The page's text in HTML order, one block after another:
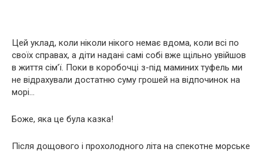
Цей уклад, коли ніколи нікого немає вдома, коли всі по
своїх справах, а діти надані самі собі вже щільно увійшов
в життя сім’ї. Поки в коробочці з-під маминих туфель ми
не відрахували достатню суму грошей на відпочинок на
морі…
Боже, яка це була казка!
Після дощового і прохолодного літа на спекотне морське